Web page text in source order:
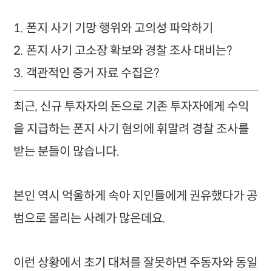
1. 폰지 사기 기망 행위와 고의성 파악하기
2. 폰지 사기 고소장 확보와 경찰 조사 대비는?
3. 객관적인 증거 자료 수집은?
최근, 신규 투자자의 돈으로 기존 투자자에게 수익
을 지급하는 폰지 사기 혐의에 휘말려 경찰 조사를
받는 분들이 많습니다.
본인 역시 억울하게 속아 지인들에게 권유했다가 공
범으로 몰리는 사례가 많은데요.
이런 상황에서 초기 대처를 잘못하면 주동자와 동일